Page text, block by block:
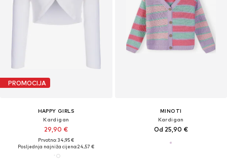
PROMOCIJA
HAPPY GIRLS
Kardigan
29,90 €
Prvotno: 34,95 €
Posljednja najniža cijena:24,57 €
MINOTI
Kardigan
Od 25,90 €